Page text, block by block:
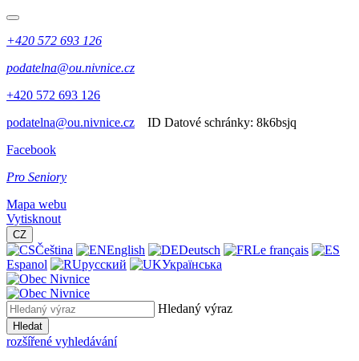
+420 572 693 126
podatelna@ou.nivnice.cz
+420 572 693 126
podatelna@ou.nivnice.cz
ID Datové schránky: 8k6bsjq
Facebook
Pro Seniory
Mapa webu
Vytisknout
CZ
Čeština English Deutsch
Le français
Espanol
русский Українська
Hledaný výraz
Hledat
rozšířené vyhledávání